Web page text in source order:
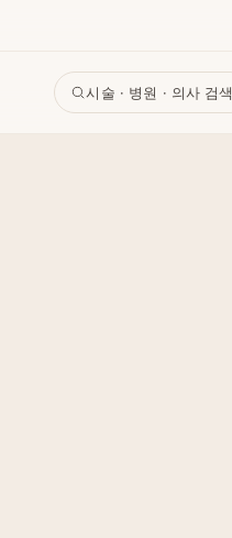
시술 · 병원 · 의사 검색